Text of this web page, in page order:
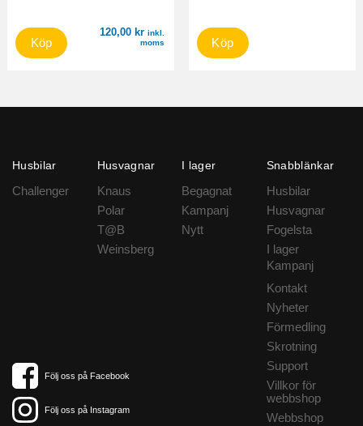
120,00 kr inkl.
moms
Köp Köp
Husbilar
Challenger
Husvagnar
Knaus
Polar
T@B
Weinsberg
I lager
Begagnat
Kampanj
Nytt
Snabblänkar
Husbilar
Husvagnar
Fogelsta
I lager
Kampanj
Kontakt
Nyheter
Förmedling
Skrotning
Support
Villkor för
webbshop
Webbshop
Följ oss på Facebook
Följ oss på Instagram